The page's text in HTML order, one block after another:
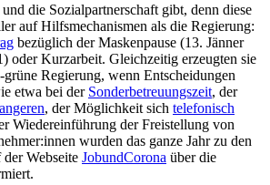
die Sozialpartnerschaft gibt, denn diese
auf Hilfsmechanismen als die Regierung:
bezüglich der Maskenpause (13. Jänner
oder Kurzarbeit. Gleichzeitig erzeugten sie
Regierung, wenn Entscheidungen
etwa bei der Sonderbetreuungszeit, der
, der Möglichkeit sich telefonisch
Wiedereinführung der Freistellung von
wurden das ganze Jahr zu den
Webseite JobundCorona über die